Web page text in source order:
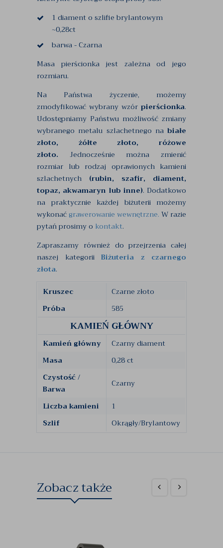
1 diament o szlifie brylantowym
~0,28ct
barwa - Czarna
Masa pierścionka jest zależna od jego
rozmiaru.
Na Państwa życzenie, możemy
zmodyfikować wybrany wzór pierścionka.
Udostępniamy Państwu możliwość zmiany
wybranego metalu szlachetnego na białe
złoto, żółte złoto, różowe
złoto. Jednocześnie można zmienić
rozmiar lub rodzaj oprawionych kamieni
szlachetnych (rubin, szafir, diament,
topaz, akwamaryn lub inne). Dodatkowo
na praktycznie każdej biżuterii możemy
wykonać grawerowanie wewnętrzne. W razie
pytań prosimy o kontakt.
Zapraszamy również do przejrzenia całej
naszej kategorii Biżuteria z czarnego
złota.
Kruszec
Czarne złoto
Próba
585
KAMIEŃ GŁÓWNY
Kamień główny
Czarny diament
Masa
0,28 ct
Czystość /
Barwa
Czarny
Liczba kamieni
1
Szlif
Okrągły/Brylantowy
Zobacz także